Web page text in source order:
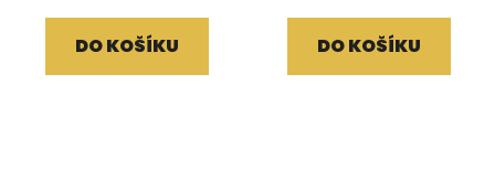
DO KOŠÍKU DO KOŠÍKU